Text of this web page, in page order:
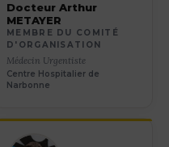
Docteur Arthur
METAYER
MEMBRE DU COMITÉ
D'ORGANISATION
Médecin Urgentiste
Centre Hospitalier de
Narbonne